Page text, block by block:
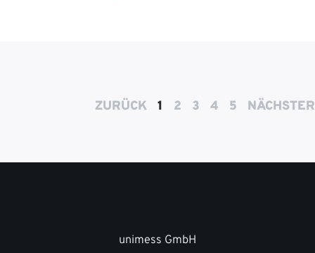
ZURÜCK 1 2 3 4 5 NÄCHSTER
unimess GmbH